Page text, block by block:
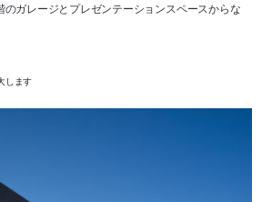
のガレージとプレゼンテーションスペースからな
します